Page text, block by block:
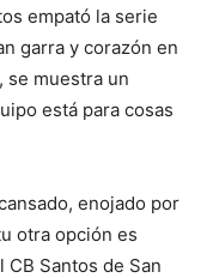
empató la serie
garra y corazón en
se muestra un
está para cosas
enojado por
otra opción es
Santos de San